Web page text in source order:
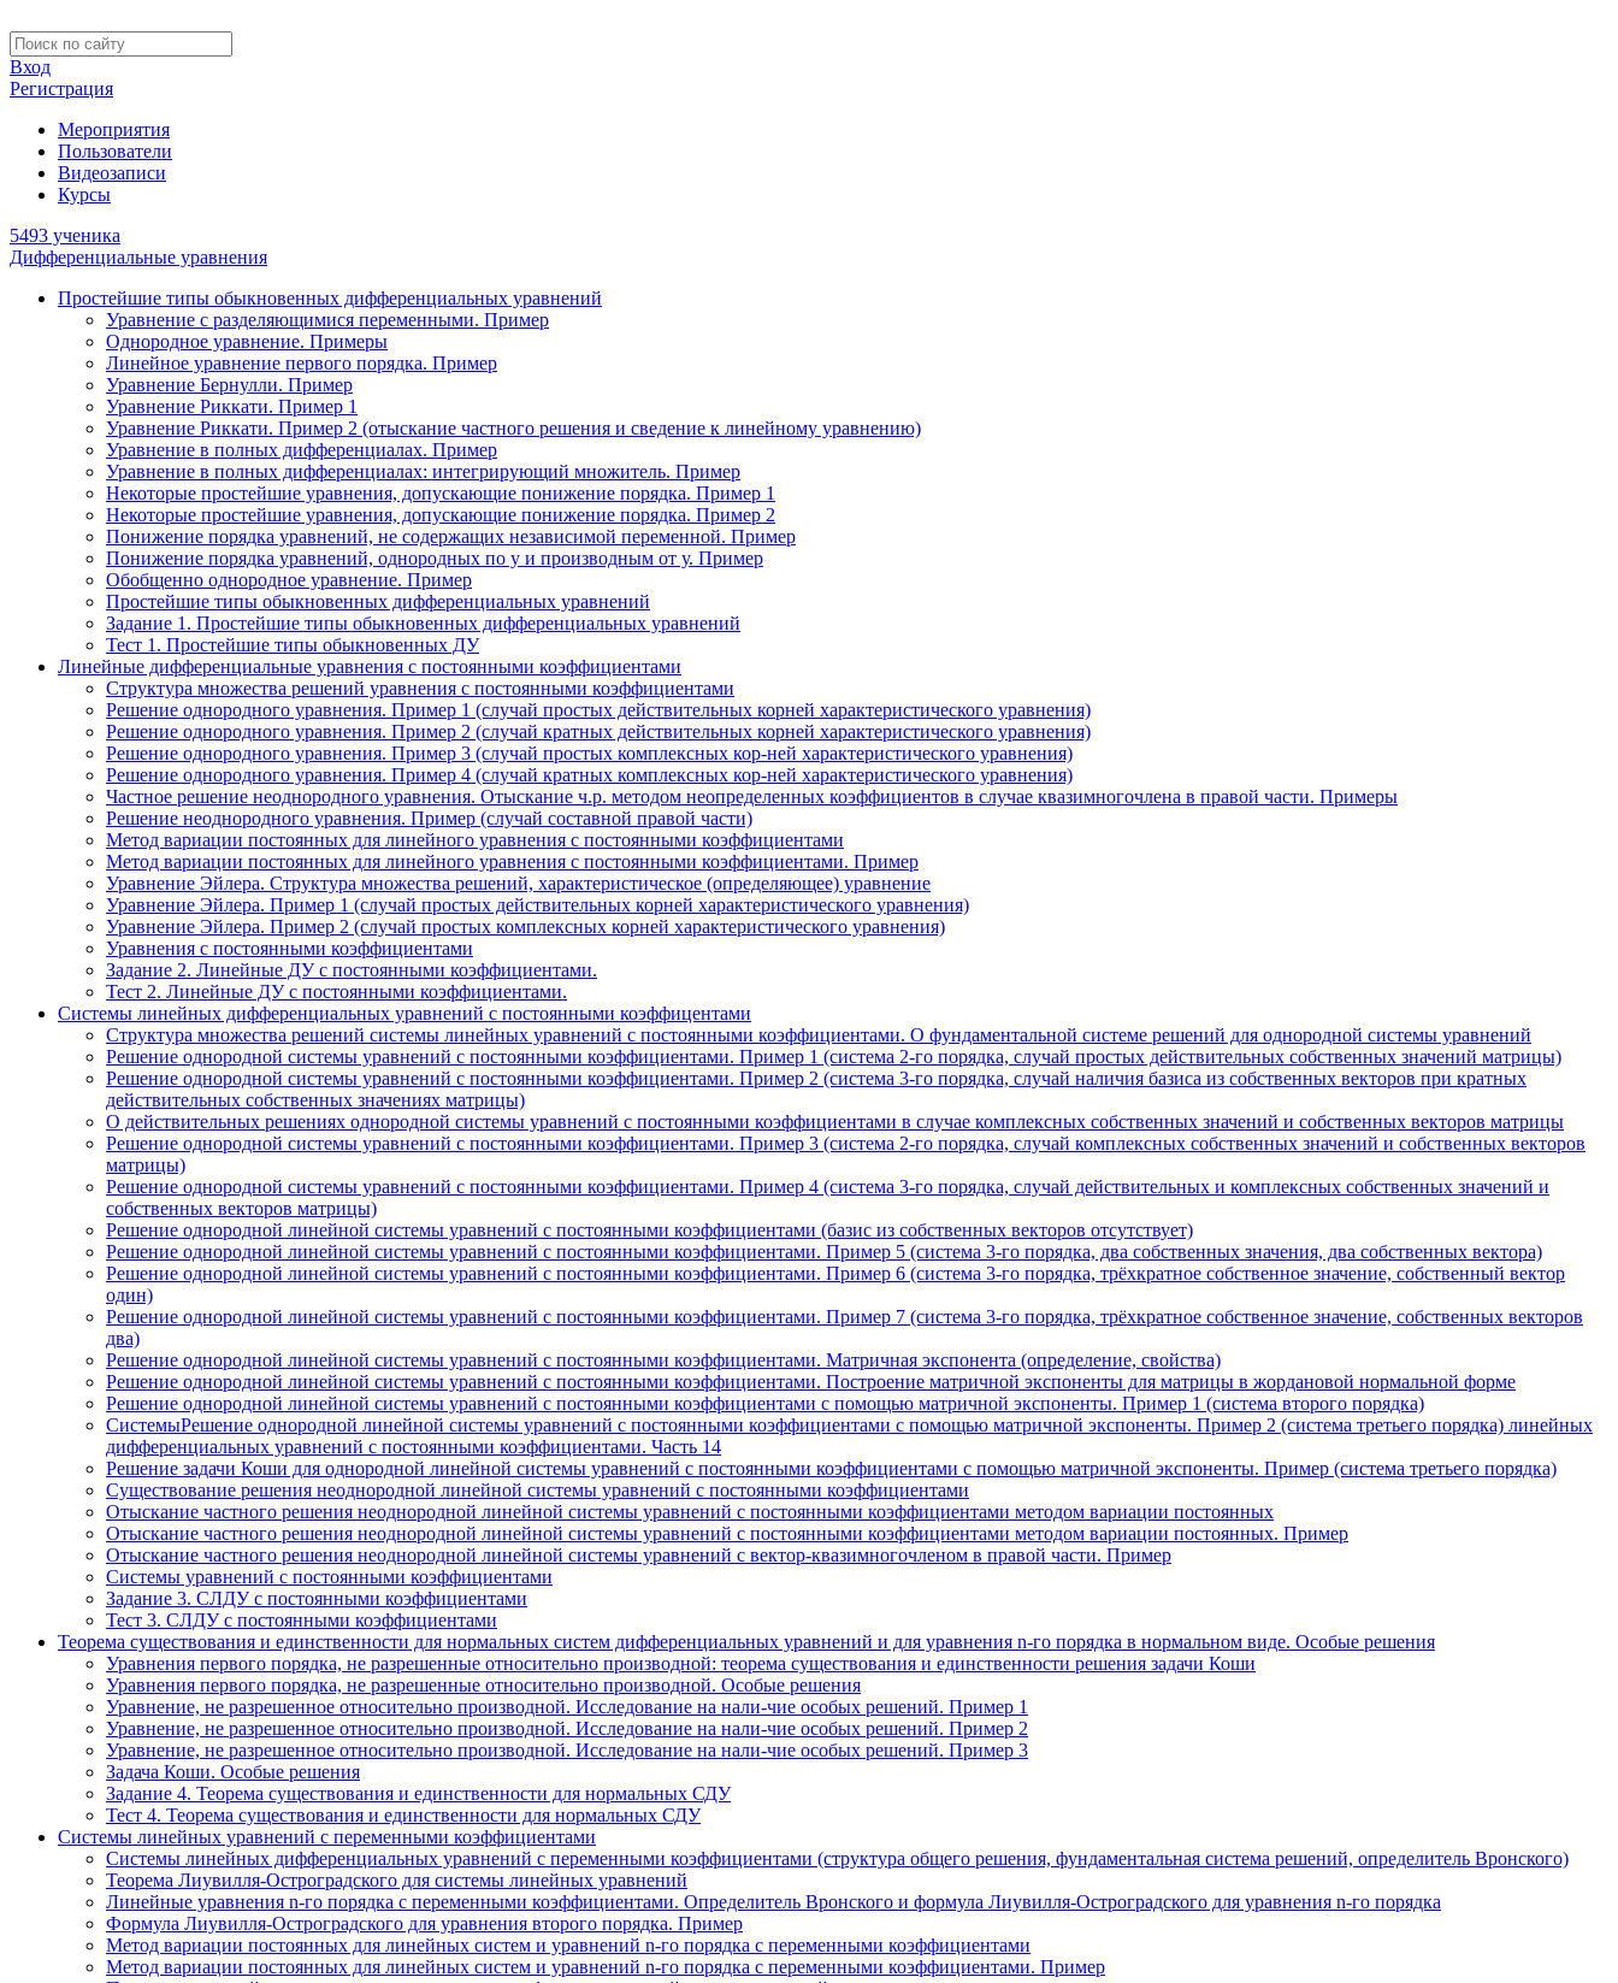
Вход
Регистрация
Мероприятия
Пользователи
Видеозаписи
Курсы
5493 ученика
Дифференциальные уравнения
Простейшие типы обыкновенных дифференциальных уравнений
Уравнение с разделяющимися переменными. Пример
Однородное уравнение. Примеры
Линейное уравнение первого порядка. Пример
Уравнение Бернулли. Пример
Уравнение Риккати. Пример 1
Уравнение Риккати. Пример 2 (отыскание частного решения и сведение к линейному уравнению)
Уравнение в полных дифференциалах. Пример
Уравнение в полных дифференциалах: интегрирующий множитель. Пример
Некоторые простейшие уравнения, допускающие понижение порядка. Пример 1
Некоторые простейшие уравнения, допускающие понижение порядка. Пример 2
Понижение порядка уравнений, не содержащих независимой переменной. Пример
Понижение порядка уравнений, однородных по у и производным от у. Пример
Обобщенно однородное уравнение. Пример
Простейшие типы обыкновенных дифференциальных уравнений
Задание 1. Простейшие типы обыкновенных дифференциальных уравнений
Тест 1. Простейшие типы обыкновенных ДУ
Линейные дифференциальные уравнения с постоянными коэффициентами
Структура множества решений уравнения с постоянными коэффициентами
Решение однородного уравнения. Пример 1 (случай простых действительных корней характеристического уравнения)
Решение однородного уравнения. Пример 2 (случай кратных действительных корней характеристического уравнения)
Решение однородного уравнения. Пример 3 (случай простых комплексных кор-ней характеристического уравнения)
Решение однородного уравнения. Пример 4 (случай кратных комплексных кор-ней характеристического уравнения)
Частное решение неоднородного уравнения. Отыскание ч.р. методом неопределенных коэффициентов в случае квазимногочлена в правой части. Примеры
Решение неоднородного уравнения. Пример (случай составной правой части)
Метод вариации постоянных для линейного уравнения с постоянными коэффициентами
Метод вариации постоянных для линейного уравнения с постоянными коэффициентами. Пример
Уравнение Эйлера. Структура множества решений, характеристическое (определяющее) уравнение
Уравнение Эйлера. Пример 1 (случай простых действительных корней характеристического уравнения)
Уравнение Эйлера. Пример 2 (случай простых комплексных корней характеристического уравнения)
Уравнения с постоянными коэффициентами
Задание 2. Линейные ДУ с постоянными коэффициентами.
Тест 2. Линейные ДУ с постоянными коэффициентами.
Системы линейных дифференциальных уравнений с постоянными коэффицентами
Структура множества решений системы линейных уравнений с постоянными коэффициентами. О фундаментальной системе решений для однородной системы уравнений
Решение однородной системы уравнений с постоянными коэффициентами. Пример 1 (система 2-го порядка, случай простых действительных собственных значений матрицы)
Решение однородной системы уравнений с постоянными коэффициентами. Пример 2 (система 3-го порядка, случай наличия базиса из собственных векторов при кратных
действительных собственных значениях матрицы)
О действительных решениях однородной системы уравнений с постоянными коэффициентами в случае комплексных собственных значений и собственных векторов матрицы
Решение однородной системы уравнений с постоянными коэффициентами. Пример 3 (система 2-го порядка, случай комплексных собственных значений и собственных векторов
матрицы)
Решение однородной системы уравнений с постоянными коэффициентами. Пример 4 (система 3-го порядка, случай действительных и комплексных собственных значений и
собственных векторов матрицы)
Решение однородной линейной системы уравнений с постоянными коэффициентами (базис из собственных векторов отсутствует)
Решение однородной линейной системы уравнений с постоянными коэффициентами. Пример 5 (система 3-го порядка, два собственных значения, два собственных вектора)
Решение однородной линейной системы уравнений с постоянными коэффициентами. Пример 6 (система 3-го порядка, трёхкратное собственное значение, собственный вектор
один)
Решение однородной линейной системы уравнений с постоянными коэффициентами. Пример 7 (система 3-го порядка, трёхкратное собственное значение, собственных векторов
два)
Решение однородной линейной системы уравнений с постоянными коэффициентами. Матричная экспонента (определение, свойства)
Решение однородной линейной системы уравнений с постоянными коэффициентами. Построение матричной экспоненты для матрицы в жордановой нормальной форме
Решение однородной линейной системы уравнений с постоянными коэффициентами с помощью матричной экспоненты. Пример 1 (система второго порядка)
СистемыРешение однородной линейной системы уравнений с постоянными коэффициентами с помощью матричной экспоненты. Пример 2 (система третьего порядка) линейных
дифференциальных уравнений с постоянными коэффициентами. Часть 14
Решение задачи Коши для однородной линейной системы уравнений с постоянными коэффициентами с помощью матричной экспоненты. Пример (система третьего порядка)
Существование решения неоднородной линейной системы уравнений с постоянными коэффициентами
Отыскание частного решения неоднородной линейной системы уравнений с постоянными коэффициентами методом вариации постоянных
Отыскание частного решения неоднородной линейной системы уравнений с постоянными коэффициентами методом вариации постоянных. Пример
Отыскание частного решения неоднородной линейной системы уравнений с вектор-квазимногочленом в правой части. Пример
Системы уравнений с постоянными коэффициентами
Задание 3. СЛДУ с постоянными коэффициентами
Тест 3. СЛДУ с постоянными коэффициентами
Теорема существования и единственности для нормальных систем дифференциальных уравнений и для уравнения n-го порядка в нормальном виде. Особые решения
Уравнения первого порядка, не разрешенные относительно производной: теорема существования и единственности решения задачи Коши
Уравнения первого порядка, не разрешенные относительно производной. Особые решения
Уравнение, не разрешенное относительно производной. Исследование на нали-чие особых решений. Пример 1
Уравнение, не разрешенное относительно производной. Исследование на нали-чие особых решений. Пример 2
Уравнение, не разрешенное относительно производной. Исследование на нали-чие особых решений. Пример 3
Задача Коши. Особые решения
Задание 4. Теорема существования и единственности для нормальных СДУ
Тест 4. Теорема существования и единственности для нормальных СДУ
Системы линейных уравнений с переменными коэффициентами
Системы линейных дифференциальных уравнений с переменными коэффициентами (структура общего решения, фундаментальная система решений, определитель Вронского)
Теорема Лиувилля-Остроградского для системы линейных уравнений
Линейные уравнения n-го порядка с переменными коэффициентами. Определитель Вронского и формула Лиувилля-Остроградского для уравнения n-го порядка
Формула Лиувилля-Остроградского для уравнения второго порядка. Пример
Метод вариации постоянных для линейных систем и уравнений n-го порядка с переменными коэффициентами
Метод вариации постоянных для линейных систем и уравнений n-го порядка с переменными коэффициентами. Пример